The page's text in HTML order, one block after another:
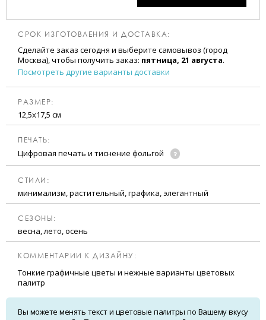
СРОК ИЗГОТОВЛЕНИЯ И ДОСТАВКА:
Сделайте заказ сегодня и выберите самовывоз (город
Москва), чтобы получить заказ: пятница, 21 августа.
Посмотреть другие варианты доставки
РАЗМЕР:
12,5х17,5 см
ПЕЧАТЬ:
Цифровая печать и тиснение фольгой
CТИЛИ:
минимализм, растительный, графика, элегантный
CЕЗОНЫ:
весна, лето, осень
КОММЕНТАРИИ К ДИЗАЙНУ:
Тонкие графичные цветы и нежные варианты цветовых
палитр
Вы можете менять текст и цветовые палитры по Вашему вкусу